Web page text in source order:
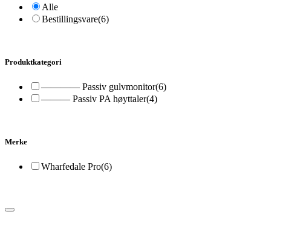
Alle
Bestillingsvare(6)
Produktkategori
———— Passiv gulvmonitor(6)
——— Passiv PA høyttaler(4)
Merke
Wharfedale Pro(6)